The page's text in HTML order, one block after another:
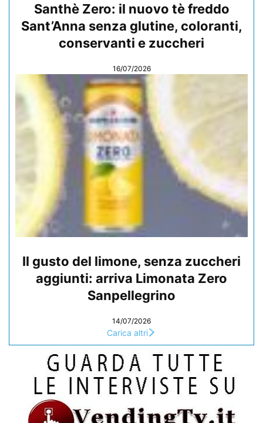
Santhè Zero: il nuovo tè freddo
Sant’Anna senza glutine, coloranti,
conservanti e zuccheri
16/07/2026
Il gusto del limone, senza zuccheri
aggiunti: arriva Limonata Zero
Sanpellegrino
14/07/2026
Carica altri